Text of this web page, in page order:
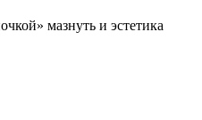
мазнуть и эстетика